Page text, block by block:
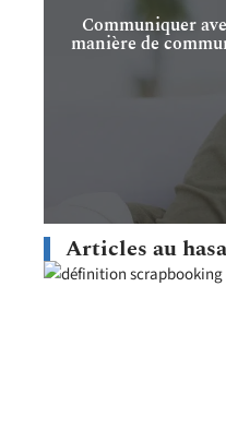
Communiquer
manière de
Articles au